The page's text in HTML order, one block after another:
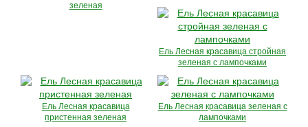
зеленая
Ель Лесная красавица стройная
зеленая с лампочками
Ель Лесная красавица
пристенная зеленая
Ель Лесная красавица зеленая с
лампочками